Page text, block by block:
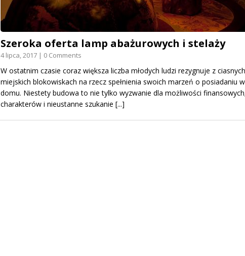
Szeroka oferta lamp abażurowych i stelaży
4 lipca, 2017 | 0 Comments
W ostatnim czasie coraz większa liczba młodych ludzi rezygnuje z
miejskich blokowiskach na rzecz spełnienia swoich marzeń o posiadaniu
domu. Niestety budowa to nie tylko wyzwanie dla możliwości
charakterów i nieustanne szukanie [...]